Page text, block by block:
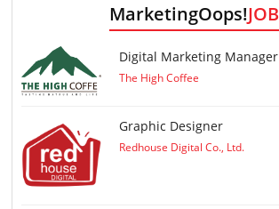
MarketingOops!
Digital Marketing Manager
The High Coffee
Graphic Designer
Redhouse Digital Co., Ltd.